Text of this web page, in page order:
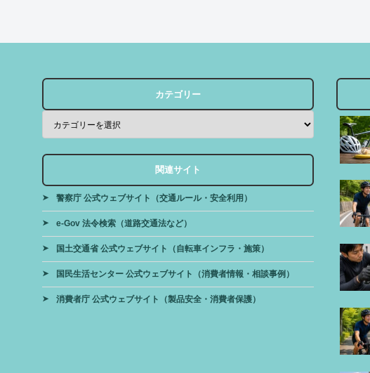
カテゴリー
関連サイト
警察庁 公式ウェブサイト（交通ルール・安全利用）
e-Gov 法令検索（道路交通法など）
国土交通省 公式ウェブサイト（自転車インフラ・施策）
国民生活センター 公式ウェブサイト（消費者情報・相談事例）
消費者庁 公式ウェブサイト（製品安全・消費者保護）